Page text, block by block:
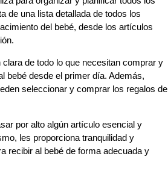
de una lista detallada de todos los
del bebé, desde los artículos
de todo lo que necesitan comprar y
bebé desde el primer día. Además,
seleccionar y comprar los regalos de
por alto algún artículo esencial y
les proporciona tranquilidad y
recibir al bebé de forma adecuada y